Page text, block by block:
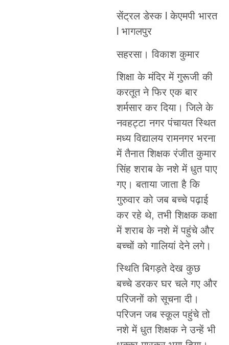
सेंट्रल डेस्क l केएमपी भारत
l भागलपुर
सहरसा। विकाश कुमार
शिक्षा के मंदिर में गुरूजी की
करतूत ने फिर एक बार
शर्मसार कर दिया। जिले के
नवहट्टा नगर पंचायत स्थित
मध्य विद्यालय रामनगर भरना
में तैनात शिक्षक रंजीत कुमार
सिंह शराब के नशे में धुत पाए
गए। बताया जाता है कि
गुरुवार को जब बच्चे पढ़ाई
कर रहे थे, तभी शिक्षक कक्षा
में शराब के नशे में पहुंचे और
बच्चों को गालियां देने लगे।
स्थिति बिगड़ते देख कुछ
बच्चे डरकर घर चले गए और
परिजनों को सूचना दी।
परिजन जब स्कूल पहुंचे तो
नशे में धुत शिक्षक ने उन्हें भी